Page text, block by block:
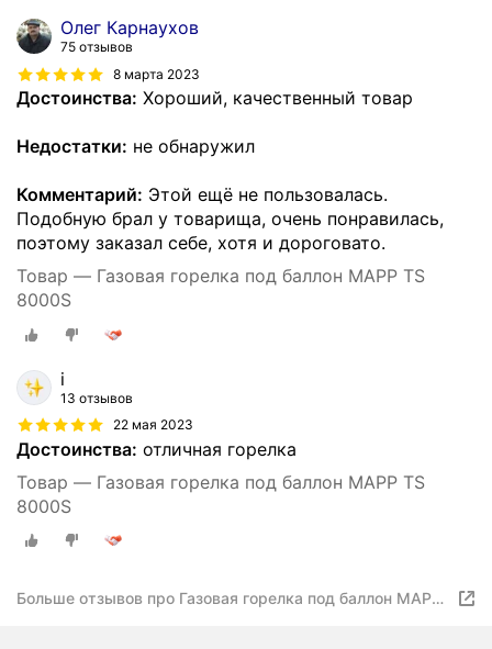
Олег Карнаухов
75 отзывов
8 марта 2023
Достоинства: Хороший, качественный товар
Недостатки: не обнаружил
Комментарий: Этой ещё не пользовалась.
Подобную брал у товарища, очень понравилась,
поэтому заказал себе, хотя и дороговато.
Товар — Газовая горелка под баллон MAPP TS
8000S
i
13 отзывов
22 мая 2023
Достоинства: отличная горелка
Товар — Газовая горелка под баллон MAPP TS
8000S
Больше отзывов про Газовая горелка под баллон MAPP